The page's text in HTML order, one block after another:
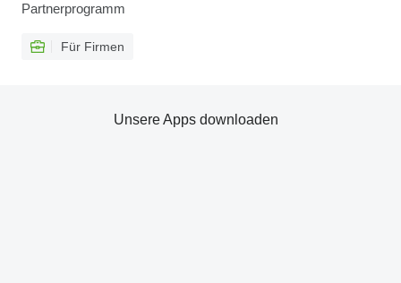
Partnerprogramm
Für Firmen
Unsere Apps downloaden